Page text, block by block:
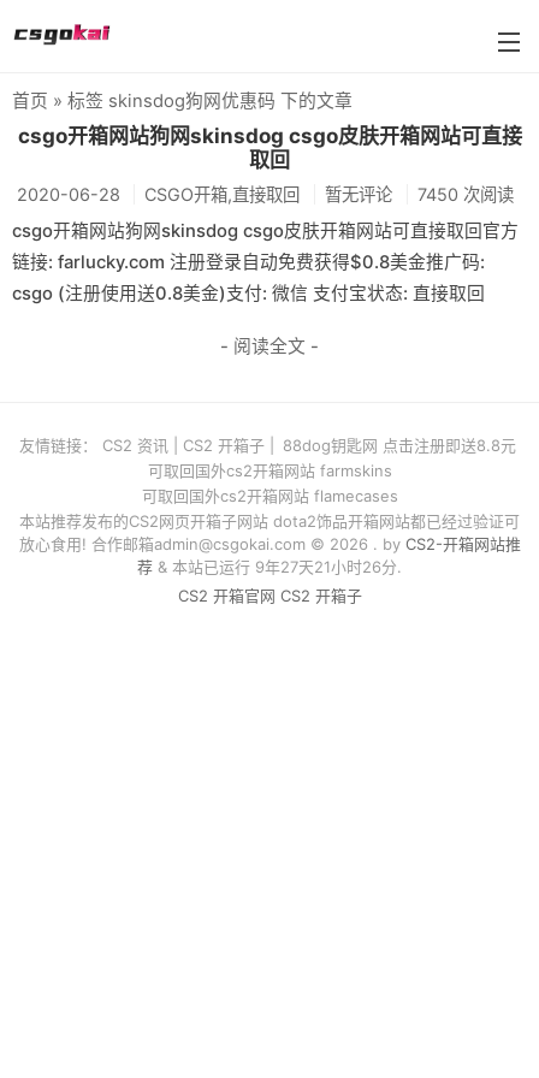
farmskins
88dog
flamecases
88hash-jp
首页 » 标签 skinsdog狗网优惠码 下的文章
csgo开箱网站狗网skinsdog csgo皮肤开箱网站可直接
取回
2020-06-28 CSGO开箱,直接取回 暂无评论 7450 次阅读
csgo开箱网站狗网skinsdog csgo皮肤开箱网站可直接取回官方
链接: farlucky.com 注册登录自动免费获得$0.8美金推广码:
csgo (注册使用送0.8美金)支付: 微信 支付宝状态: 直接取回
- 阅读全文 -
友情链接： CS2 资讯 CS2 开箱子
88dog钥匙网 点击注册即送8.8元
可取回国外cs2开箱网站 farmskins
可取回国外cs2开箱网站 flamecases
本站推荐发布的CS2网页开箱子网站 dota2饰品开箱网站都已经过验证可
放心食用! 合作邮箱admin@csgokai.com© 2026 . by CS2-开箱网站推
荐 & 本站已运行 9年27天21小时26分.
CS2 开箱官网 CS2 开箱子